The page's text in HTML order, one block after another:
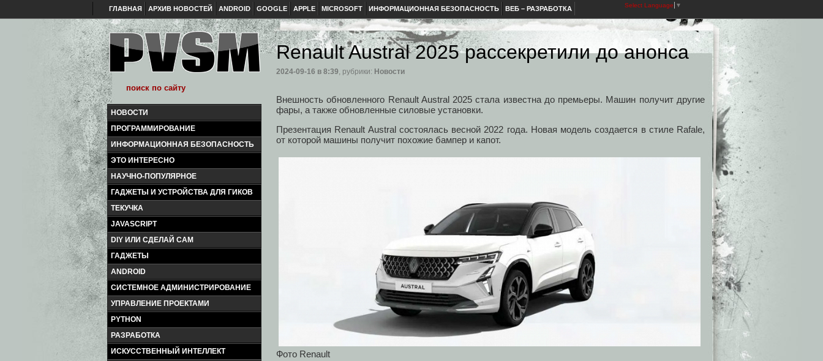
ГЛАВНАЯ АРХИВ НОВОСТЕЙ ANDROID GOOGLE APPLE MICROSOFT ИНФОРМАЦИОННАЯ БЕЗОПАСНОСТЬ ВЕБ – РАЗРАБОТКА Select Language ▼
НОВОСТИ
ПРОГРАММИРОВАНИЕ
ИНФОРМАЦИОННАЯ БЕЗОПАСНОСТЬ
ЭТО ИНТЕРЕСНО
НАУЧНО-ПОПУЛЯРНОЕ
ГАДЖЕТЫ И УСТРОЙСТВА ДЛЯ ГИКОВ
ТЕКУЧКА
JAVASCRIPT
DIY ИЛИ СДЕЛАЙ САМ
ГАДЖЕТЫ
ANDROID
СИСТЕМНОЕ АДМИНИСТРИРОВАНИЕ
УПРАВЛЕНИЕ ПРОЕКТАМИ
PYTHON
РАЗРАБОТКА
ИСКУССТВЕННЫЙ ИНТЕЛЛЕКТ
Renault Austral 2025 рассекретили до анонса
2024-09-16 в 8:39, рубрики: Новости
Внешность обновленного Renault Austral 2025 стала известна до премьеры. Машин получит другие
фары, а также обновленные силовые установки.
Презентация Renault Austral состоялась весной 2022 года. Новая модель создается в стиле Rafale,
от которой машины получит похожие бампер и капот.
Фото Renault